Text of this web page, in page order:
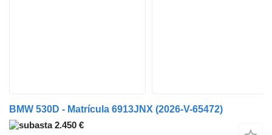
BMW 530D - Matrícula 6913JNX (2026-V-65472)
2.450 €